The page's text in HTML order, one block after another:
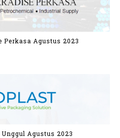
Perkasa Agustus 2023
Agustus 2023